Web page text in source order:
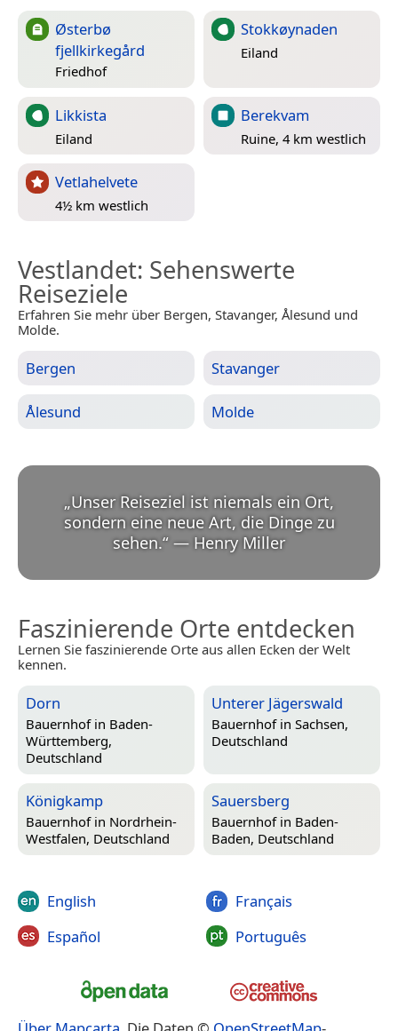
Østerbø
fjellkirkegård
Friedhof
Stokkøynaden
Eiland
Likkista
Eiland
Berekvam
Ruine, 4 km westlich
Vetlahelvete
4½ km westlich
Vestlandet: Sehenswerte
Reiseziele
Erfahren Sie mehr über Bergen, Stavanger, Ålesund und
Molde.
Bergen Stavanger
Ålesund Molde
„Unser Reiseziel ist niemals ein Ort,
sondern eine neue Art, die Dinge zu
sehen.“ — Henry Miller
Faszinierende Orte entdecken
Lernen Sie faszinierende Orte aus allen Ecken der Welt
kennen.
Dorn
Bauernhof in Baden-
Württemberg,
Deutschland
Unterer Jägerswald
Bauernhof in Sachsen,
Deutschland
Königkamp
Bauernhof in Nordrhein-
Westfalen, Deutschland
Sauersberg
Bauernhof in Baden-
Baden, Deutschland
English
Español
Français
Português